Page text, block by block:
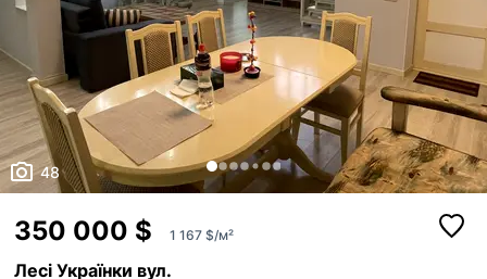
48
350 000 $ 1 167 $/м²
Лесі Українки вул.